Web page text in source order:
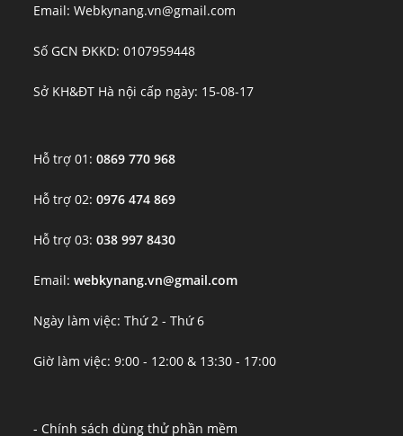
Email: Webkynang.vn@gmail.com
Số GCN ĐKKD: 0107959448
Sở KH&ĐT Hà nội cấp ngày: 15-08-17
Hỗ trợ 01:0869 770 968
Hỗ trợ 02:0976 474 869
Hỗ trợ 03:038 997 8430
Email:webkynang.vn@gmail.com
Ngày làm việc: Thứ 2 - Thứ 6
Giờ làm việc: 9:00 - 12:00 & 13:30 - 17:00
- Chính sách dùng thử phần mềm